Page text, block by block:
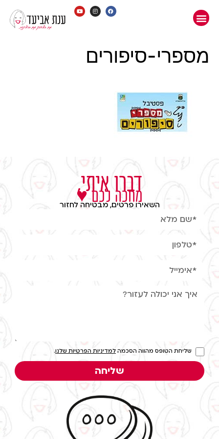
מספרי-סיפורים
דברו איתי,
מחכה לכם ♥
השאירו פרטים, מבטיחה לחזור
שליחת הטופס מהווה הסכמה למדיניות הפרטיות שלנו.
שליחה